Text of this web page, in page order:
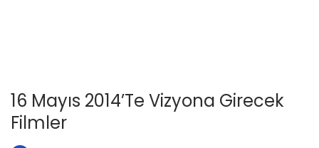
16 Mayıs 2014’te Vizyona Girecek
Filmler